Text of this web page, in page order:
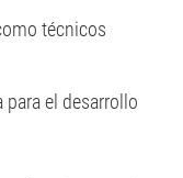
técnicos
para el desarrollo